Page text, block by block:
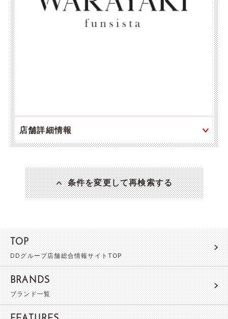
店舗詳細情報
条件を変更して再検索する
TOP
DDグループ店舗総合情報サイトTOP
BRANDS
ブランド一覧